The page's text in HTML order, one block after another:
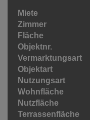
Miete
Zimmer
Fläche
Objektnr.
Vermarktungsart
Objektart
Nutzungsart
Wohnfläche
Nutzfläche
Terrassenfläche